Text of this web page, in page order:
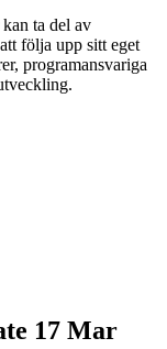
ta del av
följa upp sitt eget
programansvariga
17 Mar